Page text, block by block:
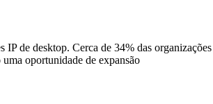
IP de desktop. Cerca de 34% das
oportunidade de expansão